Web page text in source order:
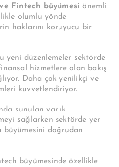
Fintech büyümesi önemli
olumlu yönde
haklarını koruyucu bir
yeni düzenlemeler sektörde
hizmetlere olan bakış
Daha çok yenilikçi ve
kuvvetlendiriyor.
sunulan varlık
sağlarken sektörde yer
büyümesini doğrudan
büyümesinde özellikle